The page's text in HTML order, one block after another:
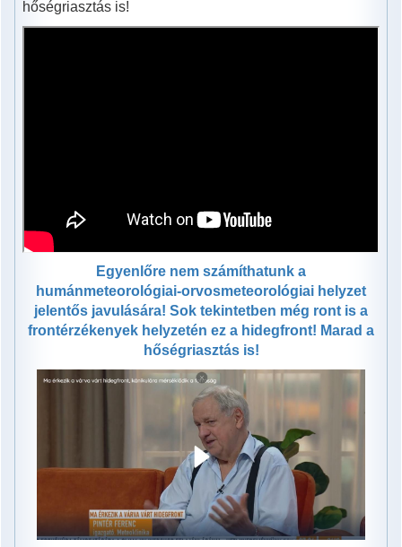
hőségriasztás is!
Egyenlőre nem számíthatunk a
humánmeteorológiai-orvosmeteorológiai helyzet
jelentős javulására! Sok tekintetben még ront is a
frontérzékenyek helyzetén ez a hidegfront! Marad a
hőségriasztás is!